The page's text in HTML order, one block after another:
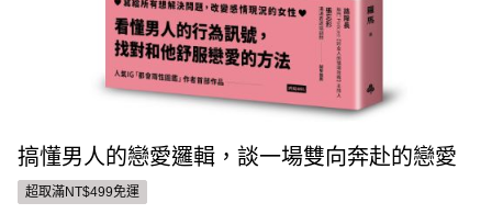
搞懂男人的戀愛邏輯，談一場雙向奔赴的戀愛
超取滿NT$499免運